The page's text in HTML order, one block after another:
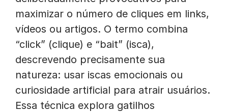
maximizar o número de cliques em links,
vídeos ou artigos. O termo combina
“click” (clique) e “bait” (isca),
descrevendo precisamente sua
natureza: usar iscas emocionais ou
curiosidade artificial para atrair usuários.
Essa técnica explora gatilhos